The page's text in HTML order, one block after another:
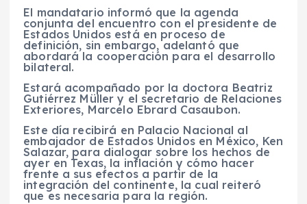
El mandatario informó que la agenda
conjunta del encuentro con el presidente de
Estados Unidos está en proceso de
definición, sin embargo, adelantó que
abordará la cooperación para el desarrollo
bilateral.
Estará acompañado por la doctora Beatriz
Gutiérrez Müller y el secretario de Relaciones
Exteriores, Marcelo Ebrard Casaubon.
Este día recibirá en Palacio Nacional al
embajador de Estados Unidos en México, Ken
Salazar, para dialogar sobre los hechos de
ayer en Texas, la inflación y cómo hacer
frente a sus efectos a partir de la
integración del continente, la cual reiteró
que es necesaria para la región.